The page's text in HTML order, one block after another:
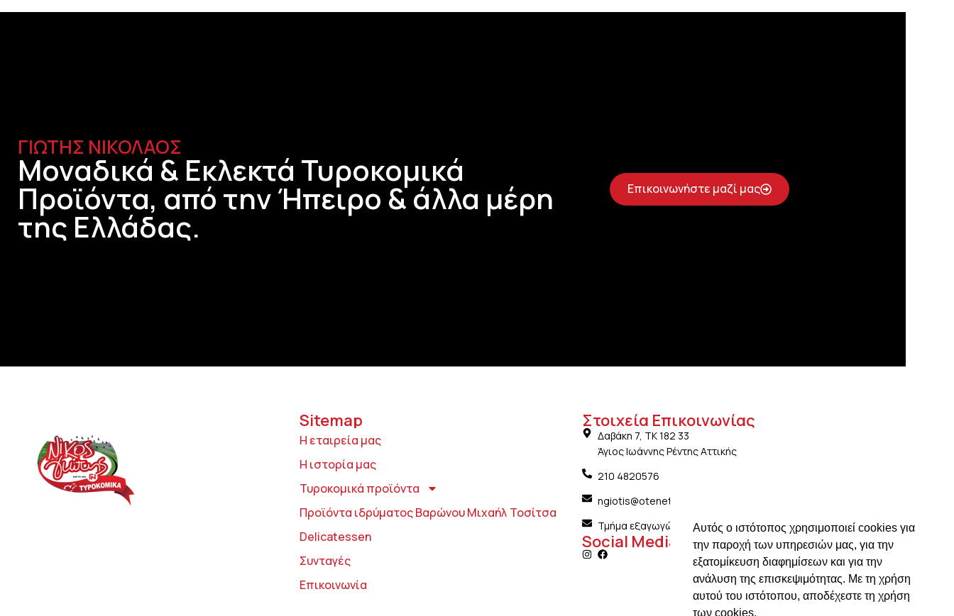
Αυτός ο ιστότοπος χρησιμοποιεί cookies για
την παροχή των υπηρεσιών μας, για την
εξατομίκευση διαφημίσεων και για την
ανάλυση της επισκεψιμότητας. Με τη χρήση
αυτού του ιστότοπου, αποδέχεστε τη χρήση
των cookies.
ΓΙΩΤΗΣ ΝΙΚΟΛΑΟΣ
Μοναδικά & Εκλεκτά Τυροκομικά
Προϊόντα, από την Ήπειρο & άλλα μέρη
της Ελλάδας.
Επικοινωνήστε μαζί μας
Sitemap
Η εταιρεία μας
Η ιστορία μας
Τυροκομικά προϊόντα
Προϊόντα ιδρύματος Βαρώνου Μιχαήλ Τοσίτσα
Delicatessen
Συνταγές
Επικοινωνία
Στοιχεία Επικοινωνίας
Δαβάκη 7, ΤΚ 182 33
Άγιος Ιωάννης Ρέντης Αττικής
210 4820576
ngiotis@otenet.gr
Τμήμα εξαγωγών: ngiotis.ike@gmail.com
Social Media